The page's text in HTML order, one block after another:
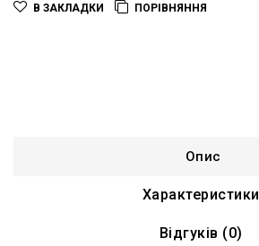
В ЗАКЛАДКИ ПОРІВНЯННЯ
Опис
Характеристики
Відгуків (0)